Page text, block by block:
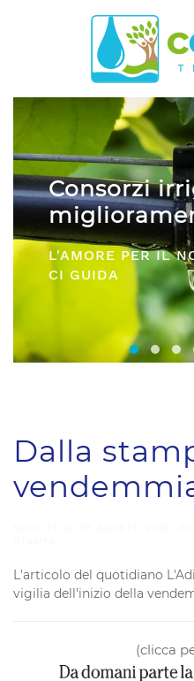
Skip to main content
e di
TERRITORIO
Dalla
L'articolo del quotidiano
vigilia dell'inizio della
(clicca